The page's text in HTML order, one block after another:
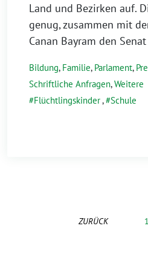
Land und Bezirken auf.
genug, zusammen mit
Canan Bayram den
Bildung, Familie, Parlament,
Schriftliche Anfragen,Weitere
Flüchtlingskinder, Schule
ZURÜCK 1